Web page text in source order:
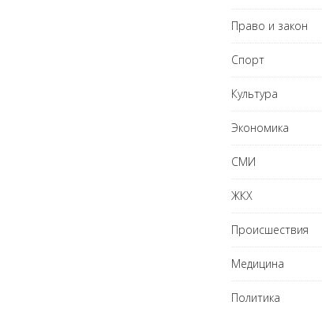
Право и закон
Спорт
Культура
Экономика
СМИ
ЖКХ
Происшествия
Медицина
Политика